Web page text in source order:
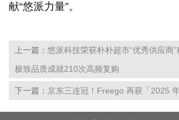
献“悠派力量”。
上一篇： 悠派科技荣获朴朴超市“优秀供应商
极致品质成就210次高频复购
下一篇： 京东三连冠！Freego 再获「2025 年